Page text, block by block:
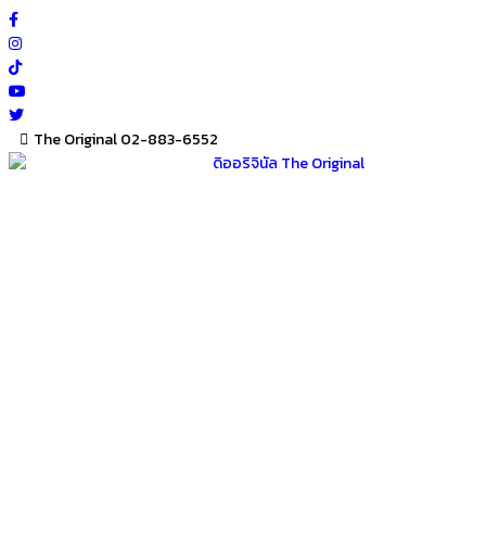
Skip
to
content
The Original 02-883-6552